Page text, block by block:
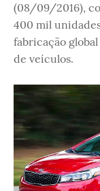
(08/09/2016),
400 mil
fabricação
de veículos.